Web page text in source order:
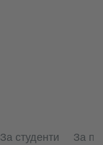
За студенти За